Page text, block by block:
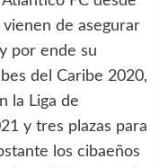
vienen de asegurar
por ende su
del Caribe 2020,
la Liga de
y tres plazas para
los cibaeños